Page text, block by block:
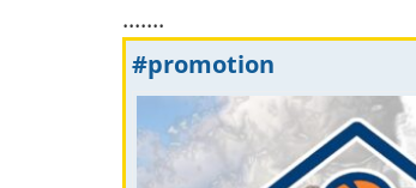
.......
#promotion